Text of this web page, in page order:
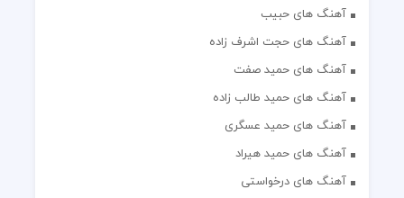
آهنگ های حبیب
آهنگ های حجت اشرف زاده
آهنگ های حمید صفت
آهنگ های حمید طالب زاده
آهنگ های حمید عسگری
آهنگ های حمید هیراد
آهنگ های درخواستی